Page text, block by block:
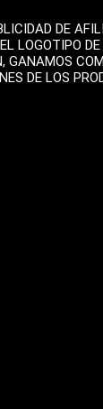
DE
LOGOTIPO
DE LOS